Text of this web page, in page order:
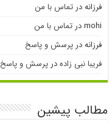
فرزانهدرتماس با من
mohiدرتماس با من
فرزانهدرپرسش و پاسخ
فریبا نبی زادهدرپرسش و پاسخ
مطالب پیشین